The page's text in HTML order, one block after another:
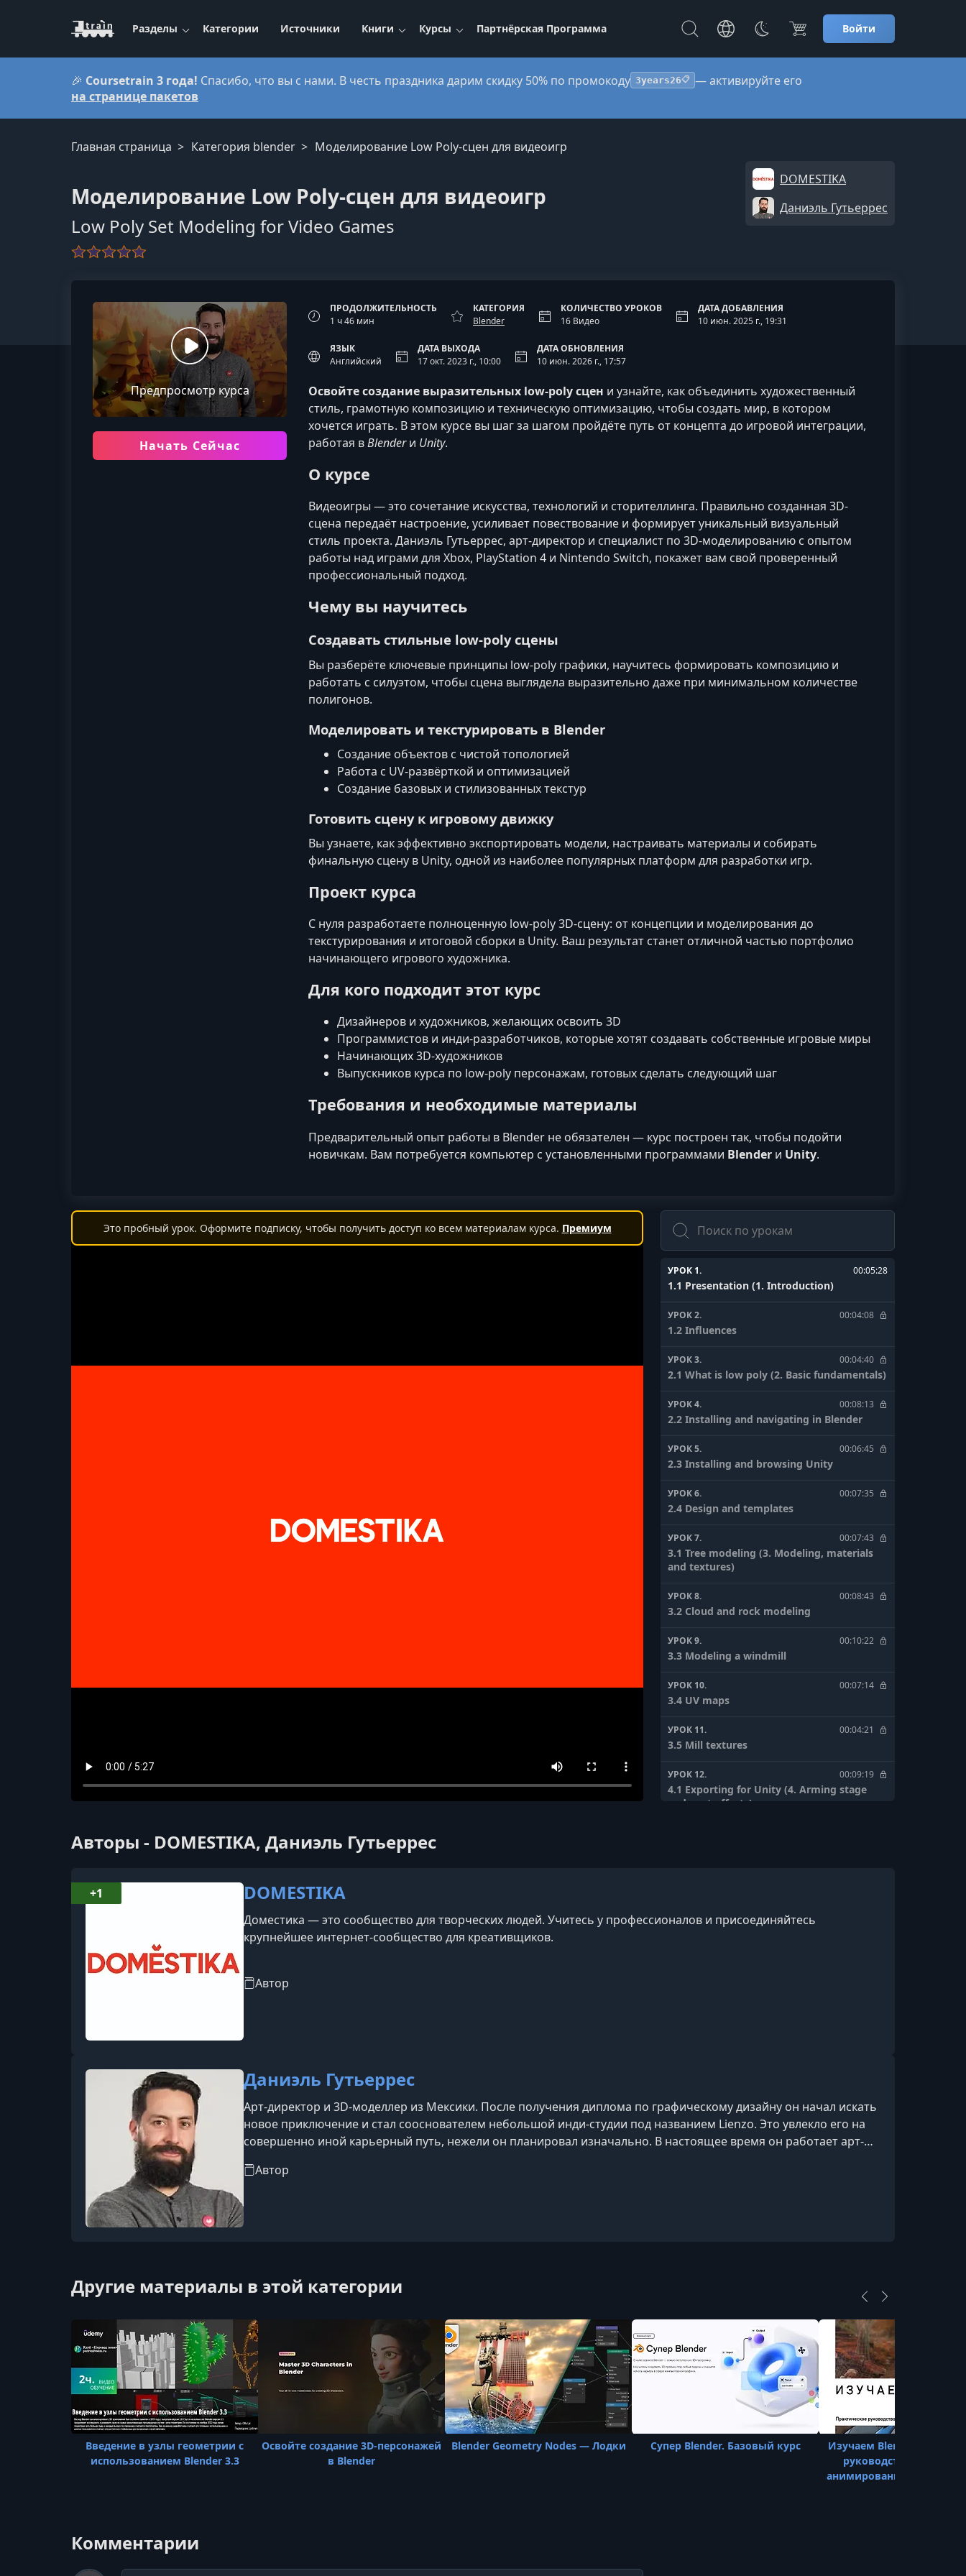
Разделы Категории Источники Книги Курсы Партнёрская Программа Войти
🎉 Coursetrain 3 года! Спасибо, что вы с нами. В честь праздника дарим скидку 50% по промокоду 3years26📋 — активируйте его
на странице пакетов
Главная страница Категория blender Моделирование Low Poly-сцен для видеоигр
Моделирование Low Poly-сцен для видеоигр
Low Poly Set Modeling for Video Games
DOMESTIKA
Даниэль Гутьеррес
Предпросмотр курса
Начать Сейчас
ПРОДОЛЖИТЕЛЬНОСТЬ
1 ч 46 мин
КАТЕГОРИЯ
Blender
КОЛИЧЕСТВО УРОКОВ
16 Видео
ДАТА ДОБАВЛЕНИЯ
10 июн. 2025 г., 19:31
ЯЗЫК
Английский
ДАТА ВЫХОДА
17 окт. 2023 г., 10:00
ДАТА ОБНОВЛЕНИЯ
10 июн. 2026 г., 17:57
Освойте создание выразительных low-poly сцен и узнайте, как объединить художественный
стиль, грамотную композицию и техническую оптимизацию, чтобы создать мир, в котором
хочется играть. В этом курсе вы шаг за шагом пройдёте путь от концепта до игровой интеграции,
работая вBlenderи Unity.
О курсе
Видеоигры — это сочетание искусства, технологий и сторителлинга. Правильно созданная 3D-
сцена передаёт настроение, усиливает повествование и формирует уникальный визуальный
стиль проекта. Даниэль Гутьеррес, арт-директор и специалист по 3D-моделированию с опытом
работы над играми для Xbox, PlayStation 4 и Nintendo Switch, покажет вам свой проверенный
профессиональный подход.
Чему вы научитесь
Создавать стильные low-poly сцены
Вы разберёте ключевые принципы low-poly графики, научитесь формировать композицию и
работать с силуэтом, чтобы сцена выглядела выразительно даже при минимальном количестве
полигонов.
Моделировать и текстурировать в Blender
Создание объектов с чистой топологией
Работа с UV-развёрткой и оптимизацией
Создание базовых и стилизованных текстур
Готовить сцену к игровому движку
Вы узнаете, как эффективно экспортировать модели, настраивать материалы и собирать
финальную сцену в Unity, одной из наиболее популярных платформ для разработки игр.
Проект курса
С нуля разработаете полноценную low-poly 3D‑сцену: от концепции и моделирования до
текстурирования и итоговой сборки в Unity. Ваш результат станет отличной частью портфолио
начинающего игрового художника.
Для кого подходит этот курс
Дизайнеров и художников, желающих освоить 3D
Программистов и инди-разработчиков, которые хотят создавать собственные игровые миры
Начинающих 3D-художников
Выпускников курса по low-poly персонажам, готовых сделать следующий шаг
Требования и необходимые материалы
Предварительный опыт работы в Blender не обязателен — курс построен так, чтобы подойти
новичкам. Вам потребуется компьютер с установленными программами Blender и Unity.
Это пробный урок. Оформите подписку, чтобы получить доступ ко всем материалам курса. Премиум
Поиск
УРОК 1. 00:05:28
1.1 Presentation (1. Introduction)
УРОК 2. 00:04:08
1.2 Influences
УРОК 3. 00:04:40
2.1 What is low poly (2. Basic fundamentals)
УРОК 4. 00:08:13
2.2 Installing and navigating in Blender
УРОК 5. 00:06:45
2.3 Installing and browsing Unity
УРОК 6. 00:07:35
2.4 Design and templates
УРОК 7. 00:07:43
3.1 Tree modeling (3. Modeling, materials
and textures)
УРОК 8. 00:08:43
3.2 Cloud and rock modeling
УРОК 9. 00:10:22
3.3 Modeling a windmill
УРОК 10. 00:07:14
3.4 UV maps
УРОК 11. 00:04:21
3.5 Mill textures
УРОК 12. 00:09:19
4.1 Exporting for Unity (4. Arming stage
and post-effects)
УРОК 15.
Авторы - DOMESTIKA, Даниэль Гутьеррес
DOMESTIKA
Доместика — это сообщество для творческих людей. Учитесь у профессионалов и присоединяйтесь
крупнейшее интернет-сообщество для креативщиков.
Автор
+1
Даниэль Гутьеррес
Арт-директор и 3D-моделлер из Мексики. После получения диплома по графическому дизайну он начал искать
новое приключение и стал сооснователем небольшой инди-студии под названием Lienzo. Это увлекло его на
совершенно иной карьерный путь, нежели он планировал изначально. В настоящее время он работает арт-
Автор
Другие материалы в этой категории
Введение в узлы геометрии с
использованием Blender 3.3
Освойте создание 3D-персонажей
в Blender
Blender Geometry Nodes — Лодки Супер Blender. Базовый курс
Изучаем Blender:
руководство по
анимированных 3D-
Комментарии